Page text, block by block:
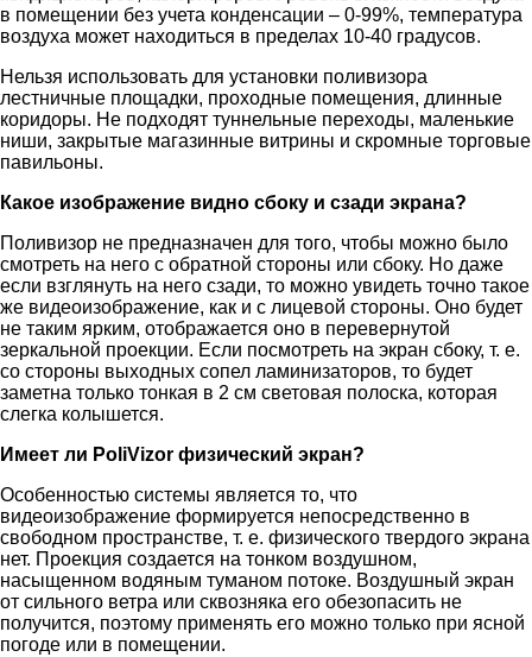
в помещении без учета конденсации – 0-99%, температура
воздуха может находиться в пределах 10-40 градусов.
Нельзя использовать для установки поливизора
лестничные площадки, проходные помещения, длинные
коридоры. Не подходят туннельные переходы, маленькие
ниши, закрытые магазинные витрины и скромные торговые
павильоны.
Какое изображение видно сбоку и сзади экрана?
Поливизор не предназначен для того, чтобы можно было
смотреть на него с обратной стороны или сбоку. Но даже
если взглянуть на него сзади, то можно увидеть точно такое
же видеоизображение, как и с лицевой стороны. Оно будет
не таким ярким, отображается оно в перевернутой
зеркальной проекции. Если посмотреть на экран сбоку, т. е.
со стороны выходных сопел ламинизаторов, то будет
заметна только тонкая в 2 см световая полоска, которая
слегка колышется.
Имеет ли PoliVizor физический экран?
Особенностью системы является то, что
видеоизображение формируется непосредственно в
свободном пространстве, т. е. физического твердого экрана
нет. Проекция создается на тонком воздушном,
насыщенном водяным туманом потоке. Воздушный экран
от сильного ветра или сквозняка его обезопасить не
получится, поэтому применять его можно только при ясной
погоде или в помещении.